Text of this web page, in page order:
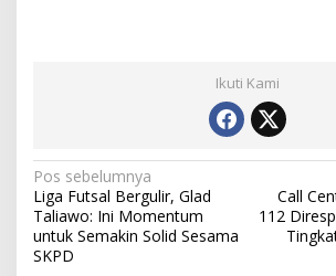
Ikuti Kami
N
a
v
Pos sebelumnya
Liga Futsal Bergulir, Glad
Taliawo: Ini Momentum
untuk Semakin Solid Sesama
SKPD
Call
112